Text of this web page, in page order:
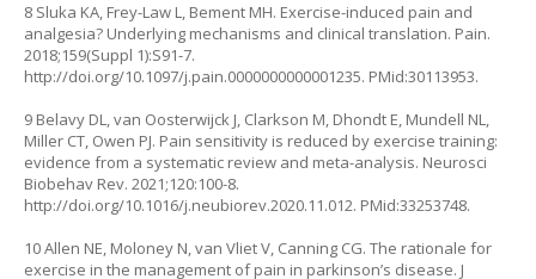
8 Sluka KA, Frey-Law L, Bement MH. Exercise-induced pain and
analgesia? Underlying mechanisms and clinical translation. Pain.
2018;159(Suppl 1):S91-7.
http://doi.org/10.1097/j.pain.0000000000001235. PMid:30113953.
9 Belavy DL, van Oosterwijck J, Clarkson M, Dhondt E, Mundell NL,
Miller CT, Owen PJ. Pain sensitivity is reduced by exercise training:
evidence from a systematic review and meta-analysis. Neurosci
Biobehav Rev. 2021;120:100-8.
http://doi.org/10.1016/j.neubiorev.2020.11.012. PMid:33253748.
10 Allen NE, Moloney N, van Vliet V, Canning CG. The rationale for
exercise in the management of pain in parkinson’s disease. J